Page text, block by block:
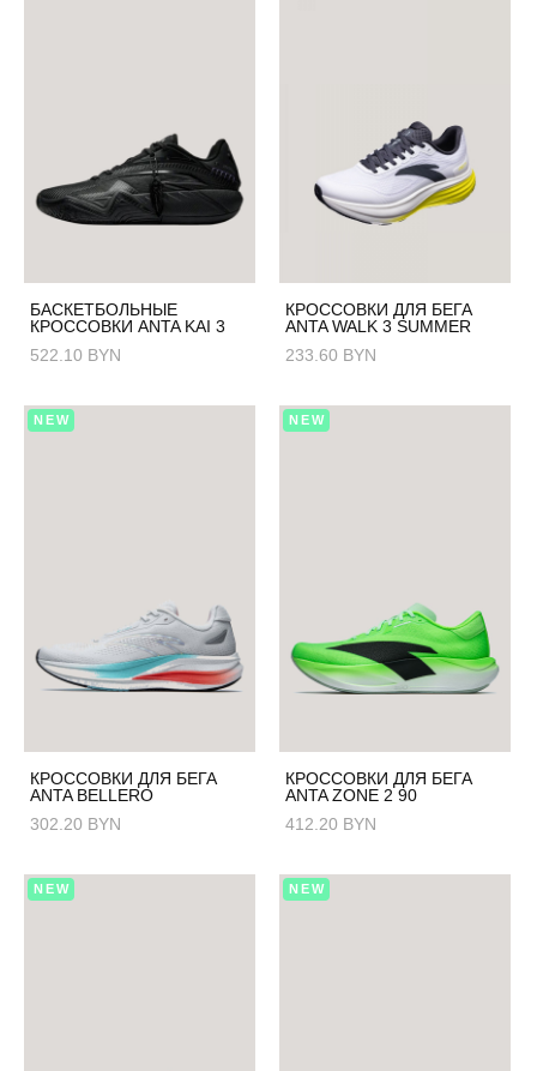
БАСКЕТБОЛЬНЫЕ
КРОССОВКИ ANTA KAI 3
522.10 BYN
КРОССОВКИ ДЛЯ БЕГА
ANTA WALK 3 SUMMER
233.60 BYN
NEW
КРОССОВКИ ДЛЯ БЕГА
ANTA BELLERO
302.20 BYN
NEW
КРОССОВКИ ДЛЯ БЕГА
ANTA ZONE 2 90
412.20 BYN
NEW NEW